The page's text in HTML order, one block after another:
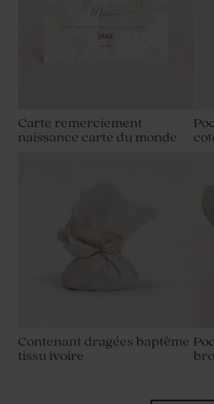
Carte remerciement
naissance carte du monde
Contenant dragées baptême
tissu ivoire